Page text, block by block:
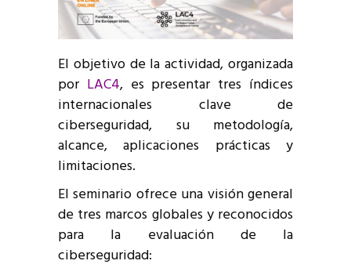
El objetivo de la actividad, organizada
por LAC4, es presentar tres índices
internacionales clave de
ciberseguridad, su metodología,
alcance, aplicaciones prácticas y
limitaciones.
El seminario ofrece una visión general
de tres marcos globales y reconocidos
para la evaluación de la
ciberseguridad: